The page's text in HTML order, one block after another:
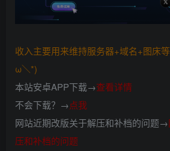
收入主要用来维持服务器+域名+图床
ω＼*)
本站安卓APP下载→查看详情
不会下载？→点我
网站近期改版关于解压和补档的问题→
压和补档的问题